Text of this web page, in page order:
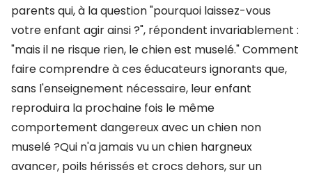
parents qui, à la question "pourquoi laissez-vous
votre enfant agir ainsi ?", répondent invariablement :
"mais il ne risque rien, le chien est muselé." Comment
faire comprendre à ces éducateurs ignorants que,
sans l'enseignement nécessaire, leur enfant
reproduira la prochaine fois le même
comportement dangereux avec un chien non
muselé ?Qui n'a jamais vu un chien hargneux
avancer, poils hérissés et crocs dehors, sur un